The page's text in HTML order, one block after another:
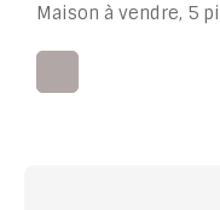
Maison à vendre, 5